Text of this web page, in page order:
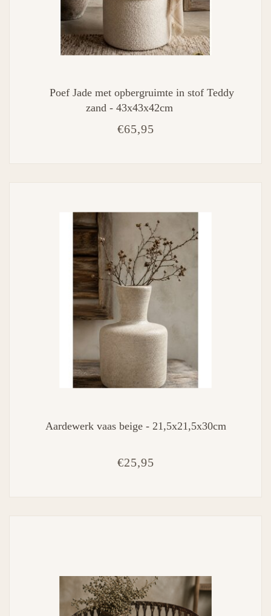
Poef Jade met opbergruimte in stof Teddy
zand - 43x43x42cm
€65,95
Aardewerk vaas beige - 21,5x21,5x30cm
€25,95